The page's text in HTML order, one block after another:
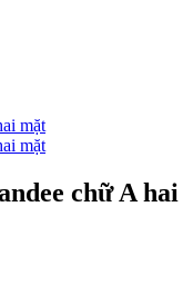
chữ A hai